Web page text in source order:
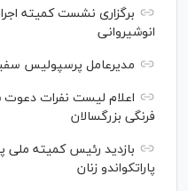
برگزاری نشست کمیته
انوشیروانی
مدیرعامل پرسپولیس
اعلام لیست نفرات
فرنگی بزرگسالان
بازدید رئیس کمیته ملی
پاراتکواندو زنان